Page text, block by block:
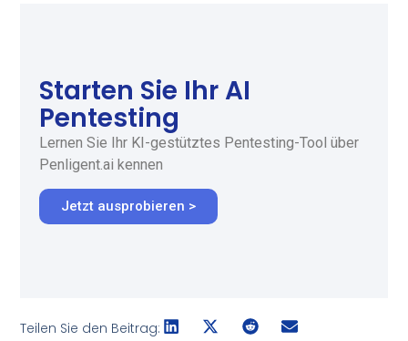
Starten Sie Ihr AI
Pentesting
Lernen Sie Ihr KI-gestütztes Pentesting-Tool über
Penligent.ai kennen
Jetzt ausprobieren >
Teilen Sie den Beitrag: